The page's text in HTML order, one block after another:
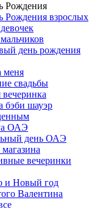
Рождения
Рождения взрослых
день рождения
меня
свадьбы
вечеринка
бэби шауэр
ОАЭ
день ОАЭ
вечеринки
и Новый год
Валентина